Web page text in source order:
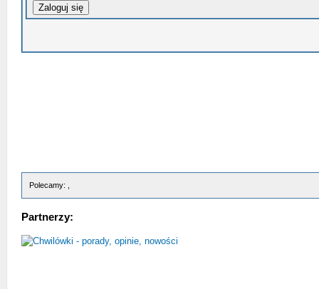
Polecamy: ,
Partnerzy: